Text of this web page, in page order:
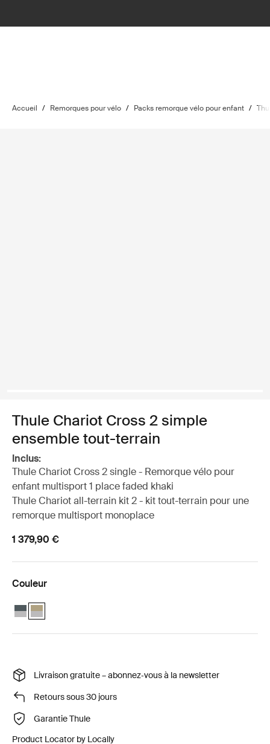
Accueil / Remorques pour vélo / Packs remorque vélo pour enfant /
Thule Chariot Cross 2 simple
ensemble tout-terrain
Inclus:
Thule Chariot Cross 2 single - Remorque vélo pour
enfant multisport 1 place faded khaki
Thule Chariot all-terrain kit 2 - kit tout-terrain pour une
remorque multisport monoplace
1 379,90 €
Couleur
Thule Chariot Cross 2 simple ensemble tout-terrain Ardoise foncée
Thule Chariot Cross 2 simple ensemble tout-terrain Kaki
Livraison gratuite – abonnez‑vous à la newsletter
Retours sous 30 jours
Garantie Thule
Product Locator by Locally